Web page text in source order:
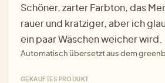
Schöner, zarter Farbton, das
rauer und kratziger, aber ich
ein paar Wäschen weicher wird.
Automatisch übersetzt aus dem
GEKAUFTES PRODUKT